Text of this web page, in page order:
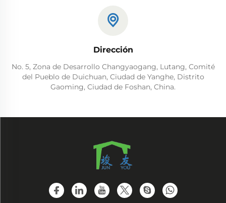
Dirección
No. 5, Zona de Desarrollo Changyaogang, Lutang, Comité
del Pueblo de Duichuan, Ciudad de Yanghe, Distrito
Gaoming, Ciudad de Foshan, China.